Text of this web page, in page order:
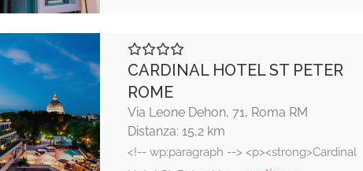
CARDINAL HOTEL ST PETER
ROME
Via Leone Dehon, 71, Roma RM
Distanza: 15,2 km
<!-- wp:paragraph --> <p><strong>Cardinal